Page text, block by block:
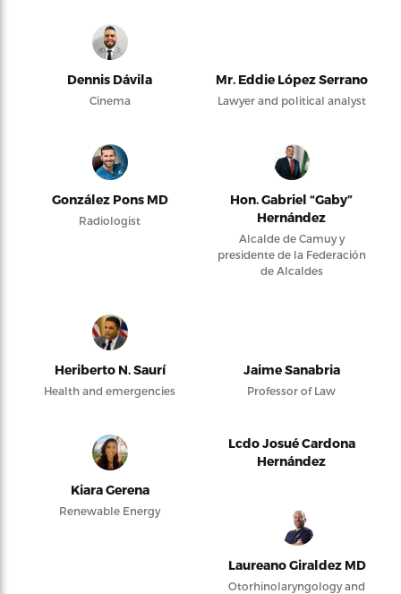
Dennis Dávila
Cinema
Mr. Eddie López Serrano
Lawyer and political analyst
González Pons MD
Radiologist
Hon. Gabriel “Gaby”
Hernández
Alcalde de Camuy y
presidente de la Federación
de Alcaldes
Heriberto N. Saurí
Health and emergencies
Jaime Sanabria
Professor of Law
Kiara Gerena
Renewable Energy
Lcdo Josué Cardona
Hernández
Laureano Giraldez MD
Otorhinolaryngology and